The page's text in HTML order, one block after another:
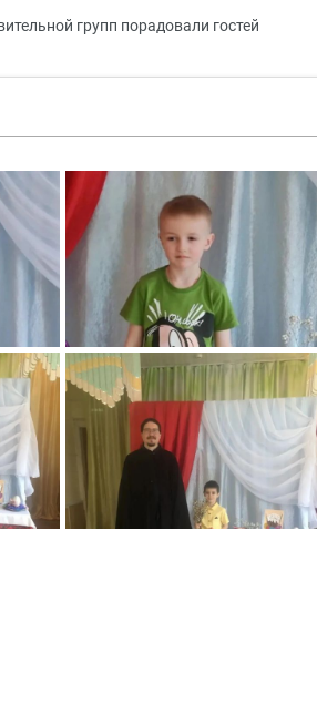
групп порадовали гостей